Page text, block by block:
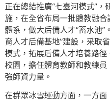
正在總結推廣“七臺河模式”
施，在全省布局一批體教融
體系，做大后備人才“蓄水池
育人才后備基地”建設，采取
模式，拓展后備人才培養路
校園，擔任體育教師和教練員
強師資力量。
在群眾冰雪運動方面，一方